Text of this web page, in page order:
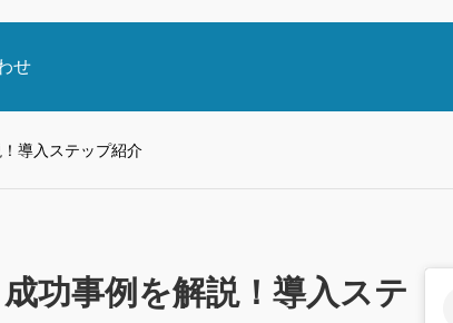
せ
ナビサイ
は？
導入ステップ紹介
功事例を解説！導入ステ